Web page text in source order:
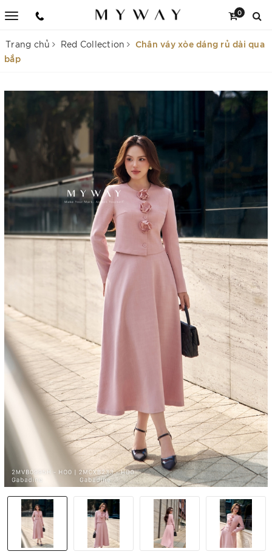
0
Trang chủ Red Collection
Chân váy xòe dáng rủ dài qua
bắp